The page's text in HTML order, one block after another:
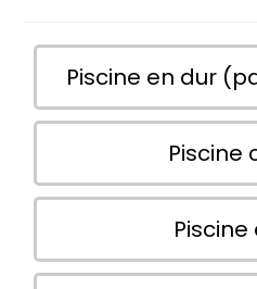
Piscine en dur
Piscine
Piscine